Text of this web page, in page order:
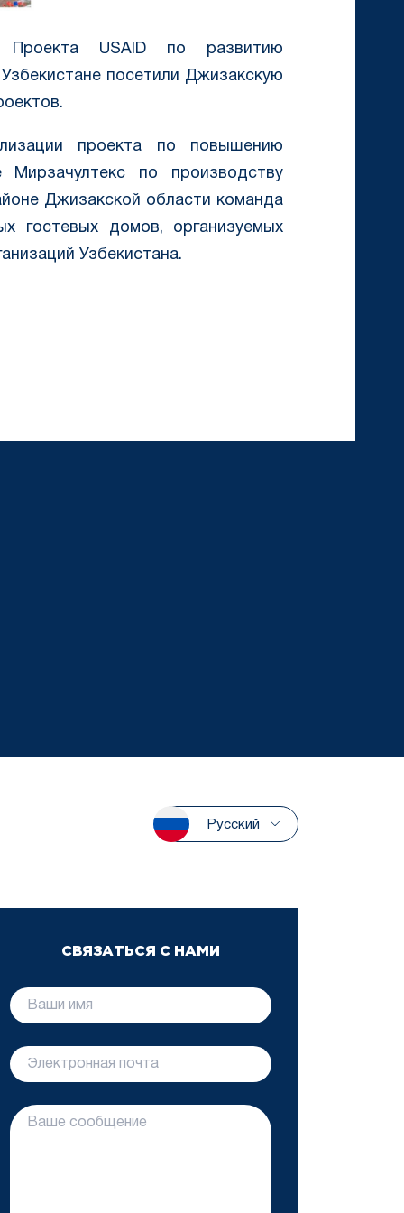
USAID по развитию
посетили Джизакскую
проекта по повышению
по производству
Джизакской области команда
гостевых домов, организуемых
Узбекистана.
Русский
СВЯЗАТЬСЯ С НАМИ